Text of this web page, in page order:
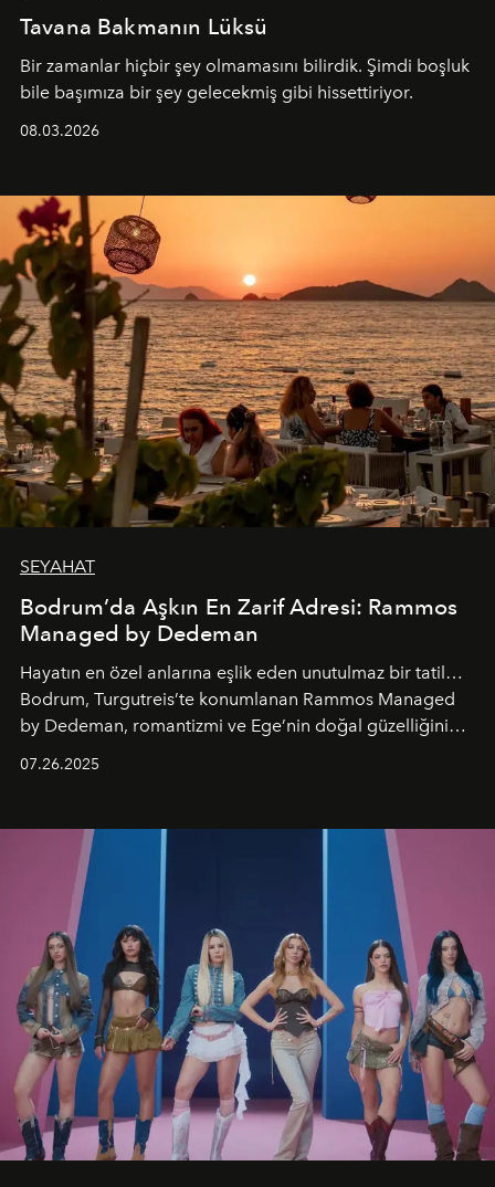
Tavana Bakmanın Lüksü
Bir zamanlar hiçbir şey olmamasını bilirdik. Şimdi boşluk
bile başımıza bir şey gelecekmiş gibi hissettiriyor.
08.03.2026
SEYAHAT
Bodrum’da Aşkın En Zarif Adresi: Rammos
Managed by Dedeman
Hayatın en özel anlarına eşlik eden unutulmaz bir tatil…
Bodrum, Turgutreis’te konumlanan Rammos Managed
by Dedeman, romantizmi ve Ege’nin doğal güzelliğini
07.26.2025